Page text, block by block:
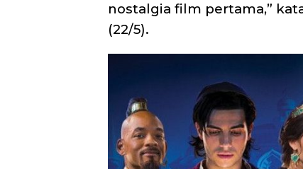
nostalgia film pertama,”
(22/5).